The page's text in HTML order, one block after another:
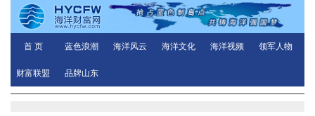
首 页 蓝色浪潮 海洋风云 海洋文化 海洋视频 领军人物
财富联盟 品牌山东